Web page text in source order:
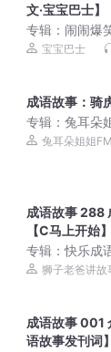
文·宝宝巴士】
专辑： 闹闹爆
史·写作|宝宝
宝宝巴士
成语故事：骑
专辑： 兔耳朵
兔耳朵姐姐FM
成语故事 288
【C马上开始】
专辑：快乐成
的中华成语丨
狮子老爸讲故
成语故事 001
语故事发刊词】